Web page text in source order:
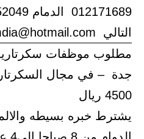
التالي Tlsmdia@hotmail.com
مطلوب موظفات
جدة – في مجال
4500 ريال
يشترط خبره بسيطه